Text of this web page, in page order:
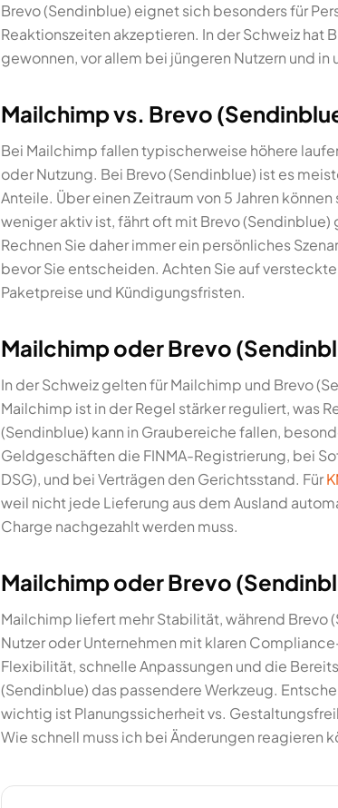
Brevo (Sendinblue) eignet sich besonders für
Reaktionszeiten akzeptieren. In der Schweiz hat
gewonnen, vor allem bei jüngeren Nutzern und in
Mailchimp vs. Brevo
Bei Mailchimp fallen typischerweise höhere
oder Nutzung. Bei Brevo (Sendinblue) ist es
Anteile. Über einen Zeitraum von 5 Jahren
weniger aktiv ist, fährt oft mit Brevo
Rechnen Sie daher immer ein persönliches
bevor Sie entscheiden. Achten Sie auf
Paketpreise und Kündigungsfristen.
Mailchimp oder Brevo
In der Schweiz gelten für Mailchimp und Brevo
Mailchimp ist in der Regel stärker reguliert, was
(Sendinblue) kann in Graubereiche fallen,
Geldgeschäften die FINMA-Registrierung, bei
DSG), und bei Verträgen den Gerichtsstand. Für
weil nicht jede Lieferung aus dem Ausland
Charge nachgezahlt werden muss.
Mailchimp oder Brevo
Mailchimp liefert mehr Stabilität, während Brevo
Nutzer oder Unternehmen mit klaren
Flexibilität, schnelle Anpassungen und die
(Sendinblue) das passendere Werkzeug.
wichtig ist Planungssicherheit vs.
Wie schnell muss ich bei Änderungen reagieren